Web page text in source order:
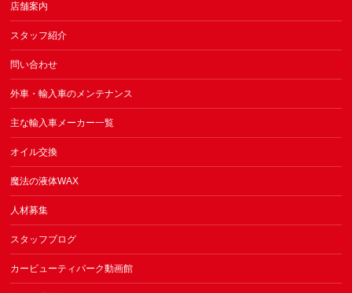
店舗案内
スタッフ紹介
問い合わせ
外車・輸入車のメンテナンス
主な輸入車メーカー一覧
オイル交換
魔法の液体WAX
人材募集
スタッフブログ
カービューティパーク動画館